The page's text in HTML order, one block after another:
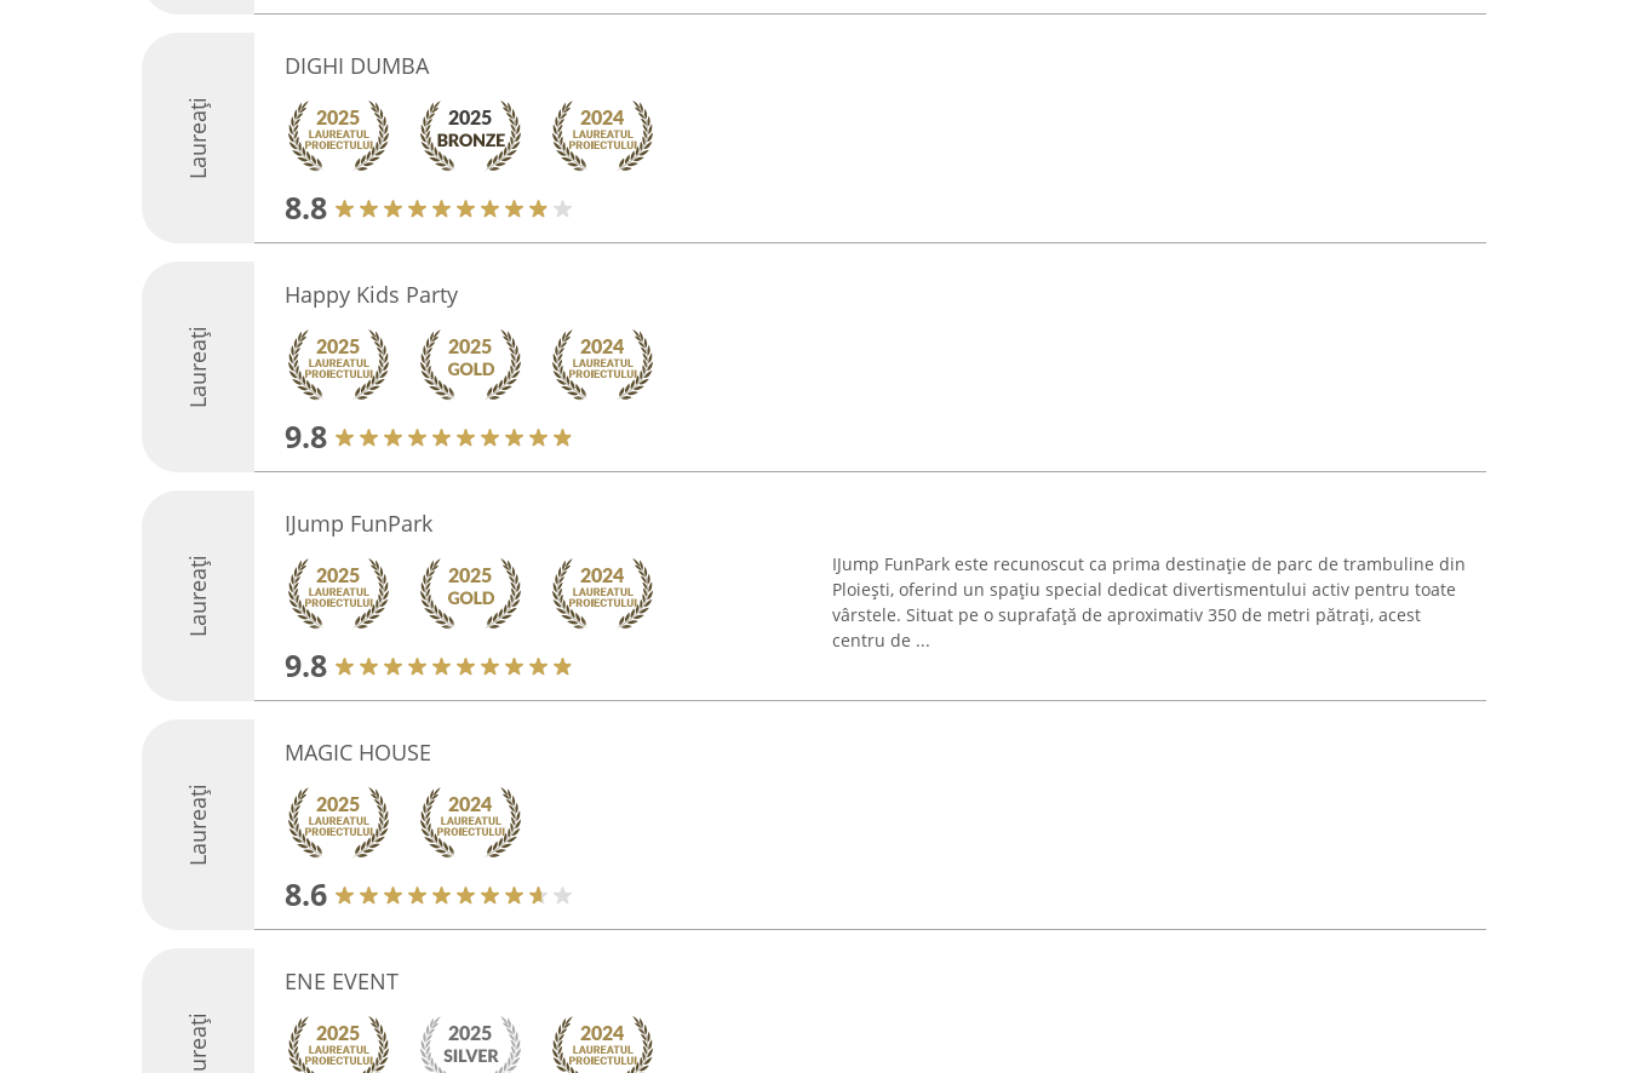
Laureați
DIGHI DUMBA
8.8
Laureați
Happy Kids Party
9.8
Laureați
IJump FunPark
9.8
IJump FunPark este recunoscut ca prima destinație de parc de trambuline din
Ploiești, oferind un spațiu special dedicat divertismentului activ pentru toate
vârstele. Situat pe o suprafață de aproximativ 350 de metri pătrați, acest
centru de ...
Laureați
MAGIC HOUSE
8.6
Laureați
ENE EVENT